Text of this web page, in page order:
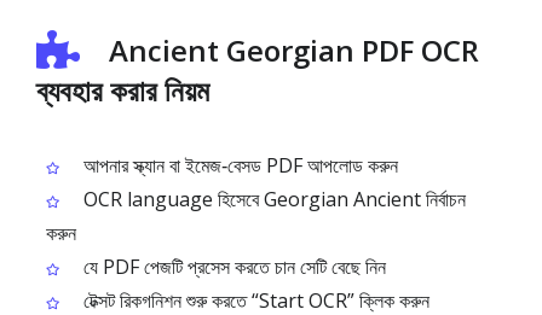
Ancient Georgian PDF OCR
ব্যবহার করার নিয়ম
আপনার স্ক্যান বা ইমেজ‑বেসড PDF আপলোড করুন
OCR language হিসেবে Georgian Ancient নির্বাচন
করুন
যে PDF পেজটি প্রসেস করতে চান সেটি বেছে নিন
টেক্সট রিকগনিশন শুরু করতে “Start OCR” ক্লিক করুন